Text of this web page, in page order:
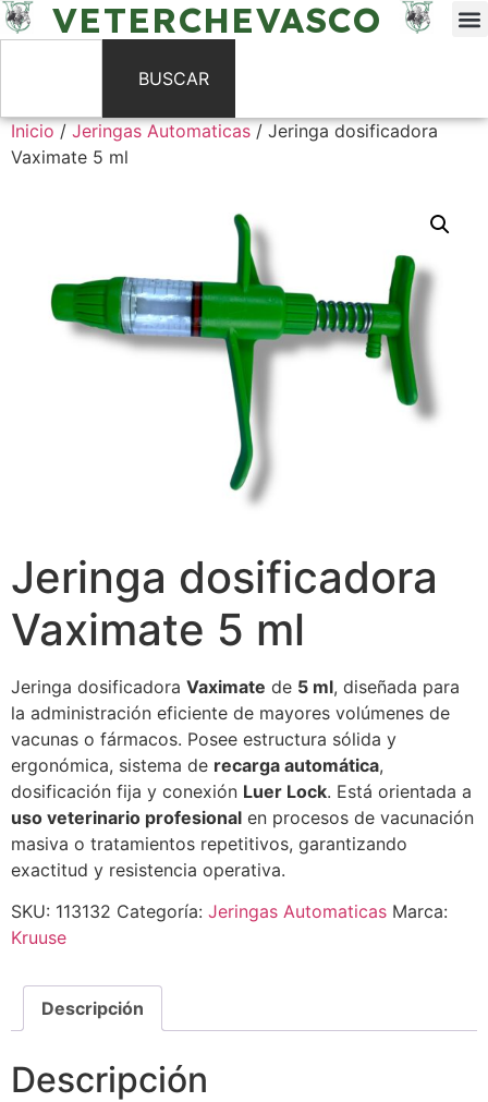
VETERCHEVASCO
BUSCAR
Inicio/Jeringas Automaticas/ Jeringa dosificadora
Vaximate 5 ml
Jeringa dosificadora
Vaximate 5 ml
Jeringa dosificadora Vaximate de 5 ml, diseñada para
la administración eficiente de mayores volúmenes de
vacunas o fármacos. Posee estructura sólida y
ergonómica, sistema de recarga automática,
dosificación fija y conexión Luer Lock. Está orientada a
uso veterinario profesional en procesos de vacunación
masiva o tratamientos repetitivos, garantizando
exactitud y resistencia operativa.
SKU: 113132 Categoría: Jeringas Automaticas Marca:
Kruuse
Descripción
Descripción